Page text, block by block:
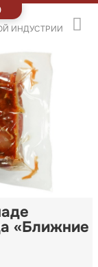
ИНДУСТРИИ
«Ближние